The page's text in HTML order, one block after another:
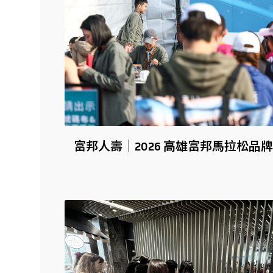
富邦人壽｜2026 高雄富邦馬拉松品